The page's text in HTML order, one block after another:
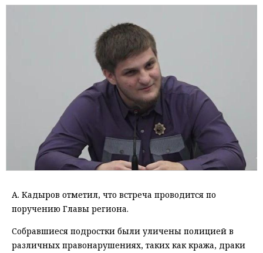
А. Кадыров отметил, что встреча проводится по
поручению Главы региона.
Собравшиеся подростки были уличены полицией в
различных правонарушениях, таких как кража, драки